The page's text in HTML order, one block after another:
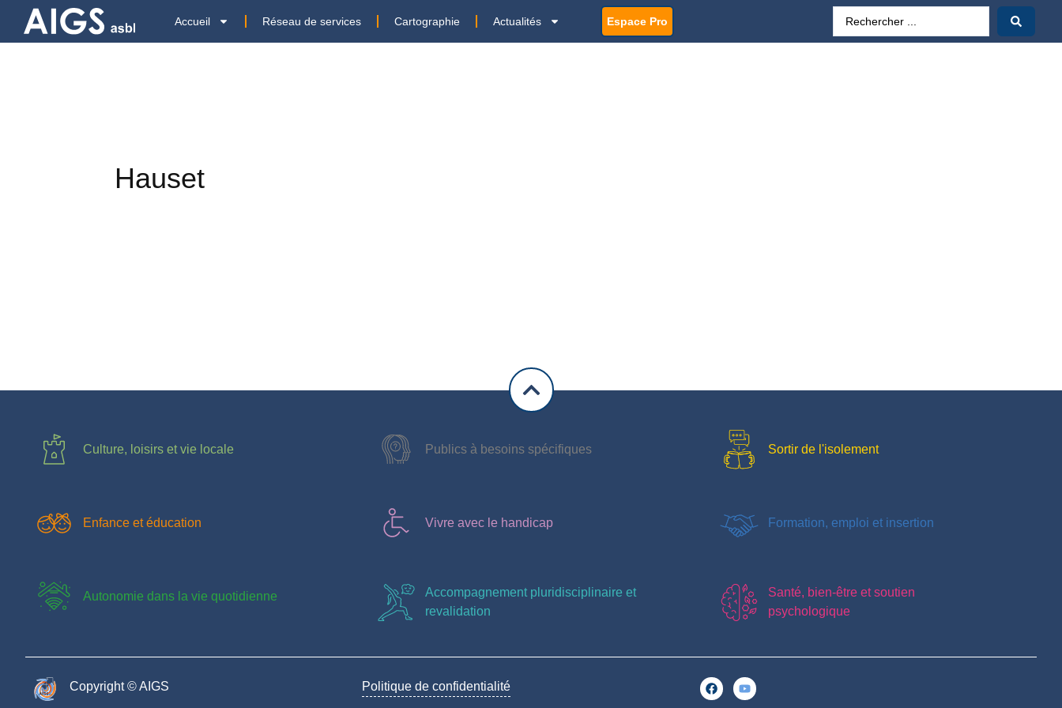
Accueil Réseau de services Cartographie Actualités Espace Pro
Hauset
Culture, loisirs et vie locale Publics à besoins spécifiques Sortir de l'isolement
Enfance et éducation Vivre avec le handicap Formation, emploi et insertion
Autonomie dans la vie quotidienne
Accompagnement pluridisciplinaire et
revalidation
Santé, bien-être et soutien
psychologique
Copyright © AIGS​ Politique de confidentialité